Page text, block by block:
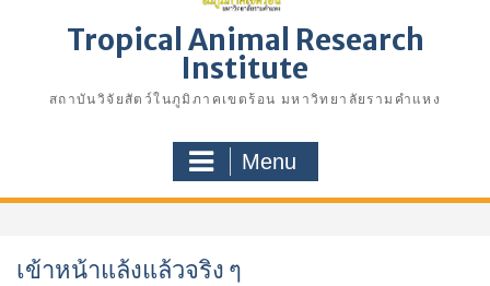
Tropical Animal Research
Institute
สถาบันวิจัยสัตว์ในภูมิภาคเขตร้อน มหาวิทยาลัยรามคำแหง
Menu
เข้าหน้าแล้งแล้วจริง ๆ